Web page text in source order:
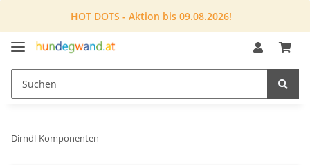
HOT DOTS - Aktion bis 09.08.2026!
Dirndl-Komponenten